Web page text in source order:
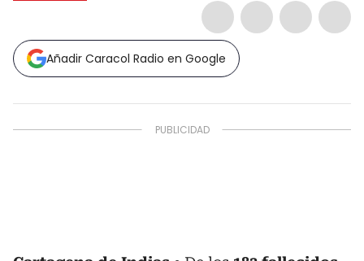
Añadir Caracol Radio en Google